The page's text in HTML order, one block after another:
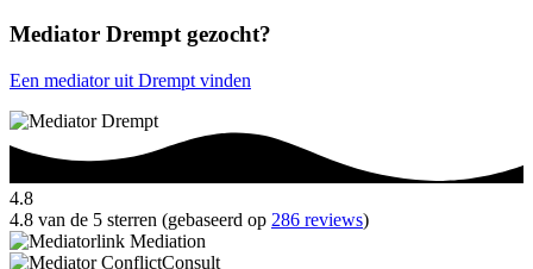
Mediator Drempt gezocht?
Een mediator uit Drempt vinden
4.8
4.8 van de 5 sterren (gebaseerd op 286 reviews)